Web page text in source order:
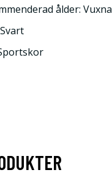
ålder: Vuxna